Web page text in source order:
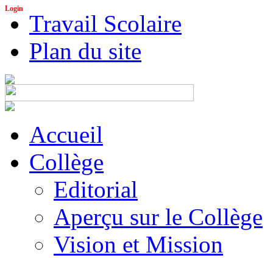
Login
Travail Scolaire
Plan du site
Accueil
Collège
Editorial
Aperçu sur le Collège
Vision et Mission